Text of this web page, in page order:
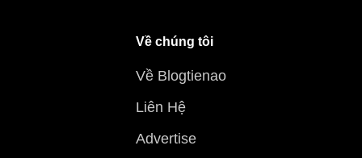
Về chúng tôi
Về Blogtienao
Liên Hệ
Advertise